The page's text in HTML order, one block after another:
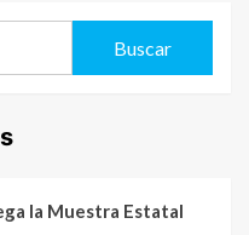
Buscar
la Muestra Estatal